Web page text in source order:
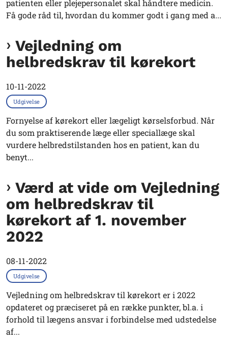
patienten eller plejepersonalet skal håndtere medicin.
Få gode råd til, hvordan du kommer godt i gang med a...
Vejledning om
helbredskrav til kørekort
10-11-2022
Udgivelse
Fornyelse af kørekort eller lægeligt kørselsforbud. Når
du som praktiserende læge eller speciallæge skal
vurdere helbredstilstanden hos en patient, kan du
benyt...
Værd at vide om Vejledning
om helbredskrav til
kørekort af 1. november
2022
08-11-2022
Udgivelse
Vejledning om helbredskrav til kørekort er i 2022
opdateret og præciseret på en række punkter, bl.a. i
forhold til lægens ansvar i forbindelse med udstedelse
af...